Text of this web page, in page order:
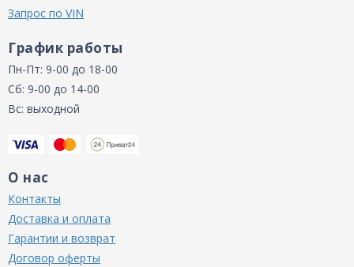
Запрос по VIN
График работы
Пн-Пт: 9-00 до 18-00
Сб: 9-00 до 14-00
Вс: выходной
О нас
Контакты
Доставка и оплата
Гарантии и возврат
Договор оферты